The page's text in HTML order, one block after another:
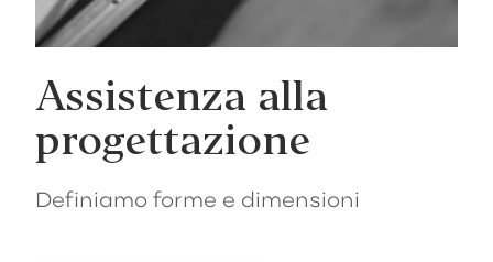
Assistenza alla
progettazione
Definiamo forme e dimensioni